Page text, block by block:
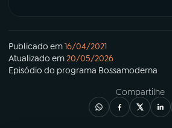
Publicado em16/04/2021
Atualizado em20/05/2026
Episódio do programa Bossamoderna
Compartilhe